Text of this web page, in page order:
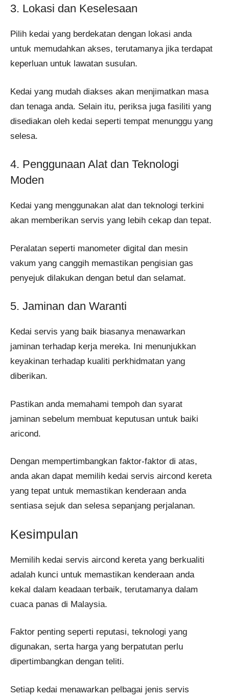
3. Lokasi dan Keselesaan
Pilih kedai yang berdekatan dengan lokasi anda
untuk memudahkan akses, terutamanya jika terdapat
keperluan untuk lawatan susulan.
Kedai yang mudah diakses akan menjimatkan masa
dan tenaga anda. Selain itu, periksa juga fasiliti yang
disediakan oleh kedai seperti tempat menunggu yang
selesa.
4. Penggunaan Alat dan Teknologi
Moden
Kedai yang menggunakan alat dan teknologi terkini
akan memberikan servis yang lebih cekap dan tepat.
Peralatan seperti manometer digital dan mesin
vakum yang canggih memastikan pengisian gas
penyejuk dilakukan dengan betul dan selamat.
5. Jaminan dan Waranti
Kedai servis yang baik biasanya menawarkan
jaminan terhadap kerja mereka. Ini menunjukkan
keyakinan terhadap kualiti perkhidmatan yang
diberikan.
Pastikan anda memahami tempoh dan syarat
jaminan sebelum membuat keputusan untuk baiki
aricond.
Dengan mempertimbangkan faktor-faktor di atas,
anda akan dapat memilih kedai servis aircond kereta
yang tepat untuk memastikan kenderaan anda
sentiasa sejuk dan selesa sepanjang perjalanan.
Kesimpulan
Memilih kedai servis aircond kereta yang berkualiti
adalah kunci untuk memastikan kenderaan anda
kekal dalam keadaan terbaik, terutamanya dalam
cuaca panas di Malaysia.
Faktor penting seperti reputasi, teknologi yang
digunakan, serta harga yang berpatutan perlu
dipertimbangkan dengan teliti.
Setiap kedai menawarkan pelbagai jenis servis